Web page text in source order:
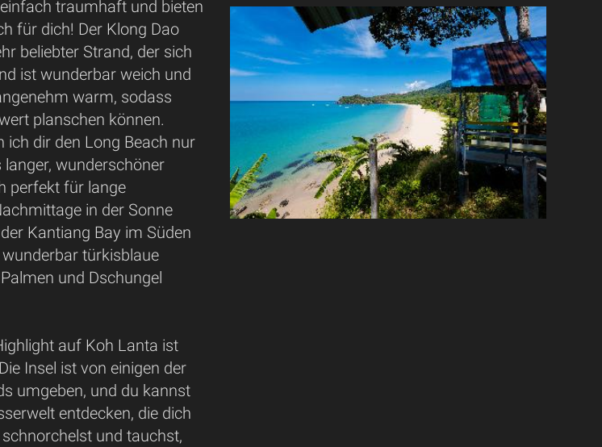
traumhaft und bieten
für dich! Der Klong Dao
beliebter Strand, der sich
ist wunderbar weich und
warm, sodass
planschen können.
ich dir den Long Beach nur
langer, wunderschöner
perfekt für lange
in der Sonne
Kantiang Bay im Süden
türkisblaue
und Dschungel
auf Koh Lanta ist
Insel ist von einigen der
umgeben, und du kannst
entdecken, die dich
und tauchst,